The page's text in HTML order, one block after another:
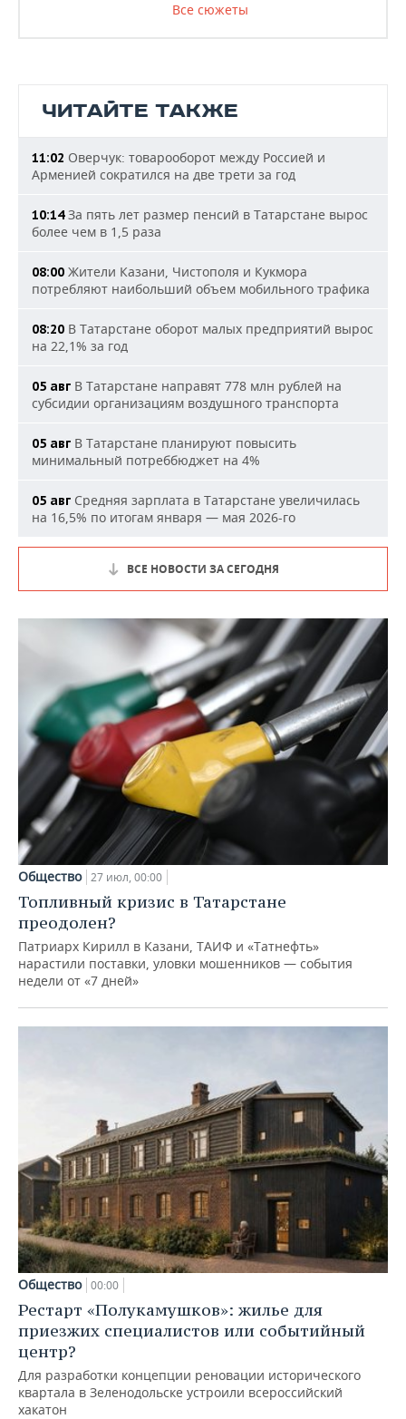
Все сюжеты
ЧИТАЙТЕ ТАКЖЕ
11:02 Оверчук: товарооборот между Россией и
Арменией сократился на две трети за год
10:14За пять лет размер пенсий в Татарстане вырос
более чем в 1,5 раза
08:00 Жители Казани, Чистополя и Кукмора
потребляют наибольший объем мобильного трафика
08:20 В Татарстане оборот малых предприятий вырос
на 22,1% за год
05 авг В Татарстане направят 778 млн рублей на
субсидии организациям воздушного транспорта
05 авг В Татарстане планируют повысить
минимальный потреббюджет на 4%
05 авг Средняя зарплата в Татарстане увеличилась
на 16,5% по итогам января — мая 2026-го
ВСЕ НОВОСТИ ЗА СЕГОДНЯ
Общество 27 июл, 00:00
Топливный кризис в Татарстане
преодолен?
Патриарх Кирилл в Казани, ТАИФ и «Татнефть»
нарастили поставки, уловки мошенников — события
недели от «7 дней»
Общество 00:00
Рестарт «Полукамушков»: жилье для
приезжих специалистов или событийный
центр?
Для разработки концепции реновации исторического
квартала в Зеленодольске устроили всероссийский
хакатон